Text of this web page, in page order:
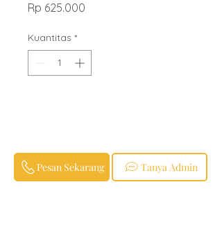
Rp 625.000
Kuantitas *
Tanya Admin
Pesan Sekarang